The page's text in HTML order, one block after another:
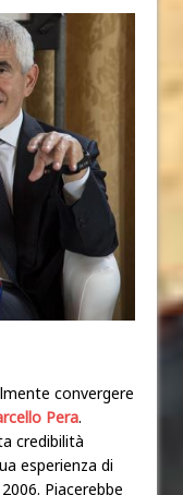
convergere
Pera.
credibilità
esperienza di
Piacerebbe